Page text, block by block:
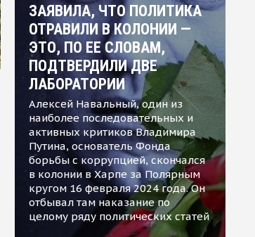
ЗАЯВИЛА, ЧТО ПОЛИТИКА
ОТРАВИЛИ В КОЛОНИИ —
ЭТО, ПО ЕЕ СЛОВАМ,
ПОДТВЕРДИЛИ ДВЕ
ЛАБОРАТОРИИ
Алексей Навальный, один из
наиболее последовательных и
активных критиков Владимира
Путина, основатель Фонда
борьбы с коррупцией, скончался
в колонии в Харпе за Полярным
кругом 16 февраля 2024 года. Он
отбывал там наказание по
целому ряду политических статей